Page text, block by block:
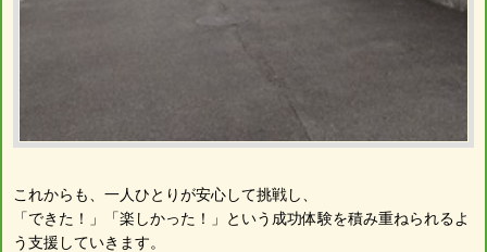
これからも、一人ひとりが安心して挑戦し、
「できた！」「楽しかった！」という成功体験を積み重ねられるよ
う支援していきます。